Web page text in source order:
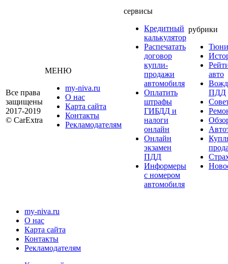
Все права
защищены
2017-2019
© CarExtra
МЕНЮ
my-niva.ru
О нас
Карта сайта
Контакты
Рекламодателям
сервисы
Кредитный
калькулятор
Распечатать
договор
купли-
продажи
автомобиля
Оплатить
штрафы
ГИБДД и
налоги
онлайн
Онлайн
экзамен
ПДД
Информеры
с номером
автомобиля
рубрики
авто
ПДД
my-niva.ru
О нас
Карта сайта
Контакты
Рекламодателям